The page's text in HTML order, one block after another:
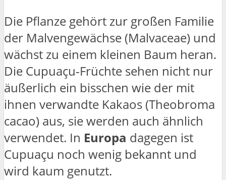
Die Pflanze gehört zur großen Familie
der Malvengewächse (Malvaceae) und
wächst zu einem kleinen Baum heran.
Die Cupuaçu-Früchte sehen nicht nur
äußerlich ein bisschen wie der mit
ihnen verwandte Kakaos (Theobroma
cacao) aus, sie werden auch ähnlich
verwendet. In Europa dagegen ist
Cupuaçu noch wenig bekannt und
wird kaum genutzt.